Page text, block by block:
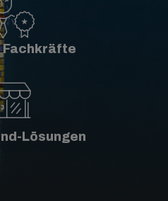
Fachkräfte
Lösungen